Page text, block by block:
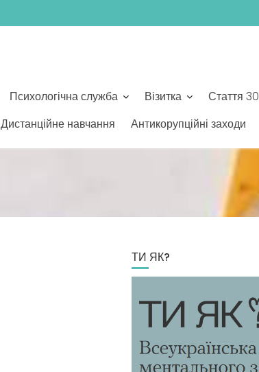
Психологічна служба Візитка
Стаття 30
Дистанційне навчання Антикорупційні заходи
ТИ ЯК?